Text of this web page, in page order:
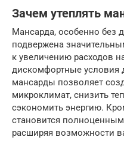
Зачем утеплять
Мансарда, особенно без
подвержена
к увеличению расходов
дискомфортные условия
мансарды позволяет
микроклимат, снизить
сэкономить энергию.
становится
расширяя возможности